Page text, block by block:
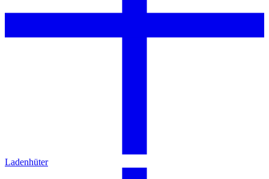
Ladenhüter